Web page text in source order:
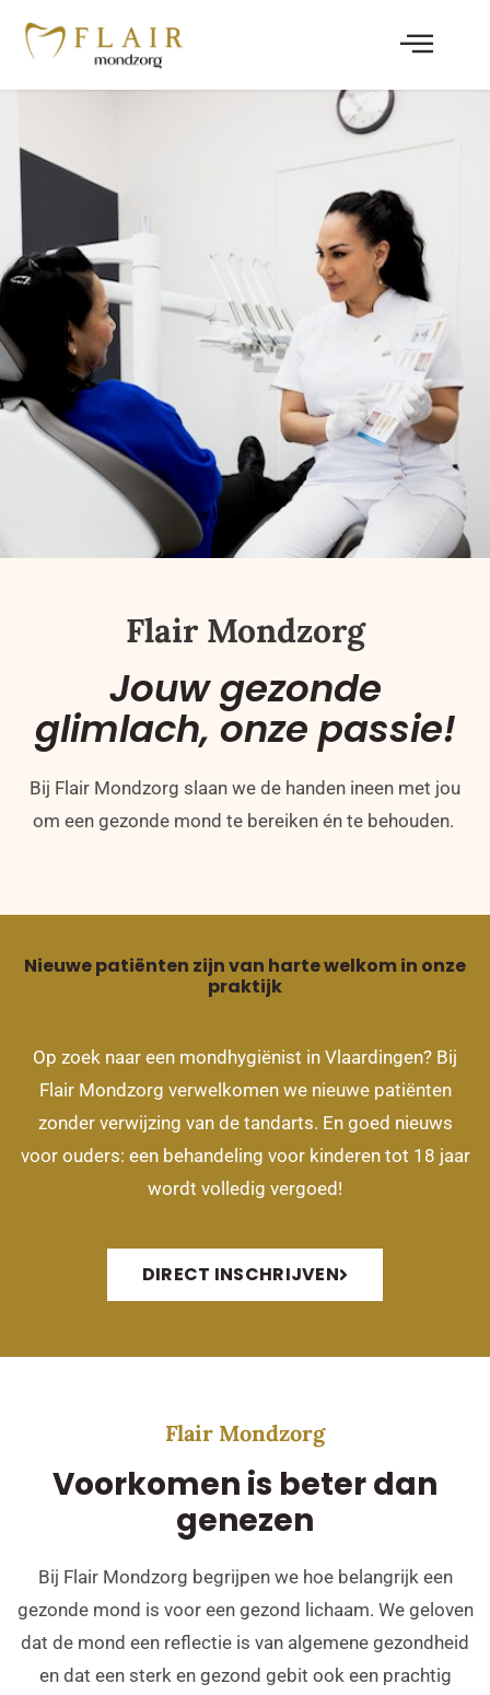
Flair Mondzorg
Jouw gezonde
glimlach, onze passie!
Bij Flair Mondzorg slaan we de handen ineen met jou
om een gezonde mond te bereiken én te behouden.
Nieuwe patiënten zijn van harte welkom in onze
praktijk
Op zoek naar een mondhygiënist in Vlaardingen? Bij
Flair Mondzorg verwelkomen we nieuwe patiënten
zonder verwijzing van de tandarts. En goed nieuws
voor ouders: een behandeling voor kinderen tot 18 jaar
wordt volledig vergoed!
DIRECT INSCHRIJVEN
Flair Mondzorg
Voorkomen is beter dan
genezen
Bij Flair Mondzorg begrijpen we hoe belangrijk een
gezonde mond is voor een gezond lichaam. We geloven
dat de mond een reflectie is van algemene gezondheid
en dat een sterk en gezond gebit ook een prachtig